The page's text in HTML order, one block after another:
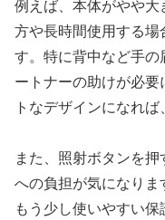
例えば、本体がやや
方や長時間使用する場
す。特に背中など手
ートナーの助けが必要
トなデザインになれ
また、照射ボタンを
への負担が気になりま
もう少し使いやすい保